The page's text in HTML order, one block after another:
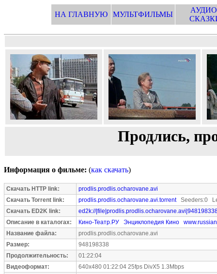
НА ГЛАВНУЮ МУЛЬТФИЛЬМЫ
Продлись,
Информация о фильме: (как скачать)
Скачать HTTP link:
prodlis.prodlis.ocharovane.avi
Скачать Torrent link:
prodlis.prodlis.ocharovane.avi.torrentSeeders:0
Скачать ED2K link:
ed2k://
Описание в каталогах:
Кино-Театр.РУ Энциклопедия Кино
Название файла:
prodlis.prodlis.ocharovane.avi
Размер:
948198338
Продолжительность:
01:22:04
Видеоформат:
640x480 01:22:04 25fps DivX5 1.3Mbps